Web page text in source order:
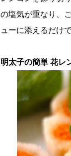
の塩気が重なり、
ューに添えるだけ
明太子の簡単 花レ